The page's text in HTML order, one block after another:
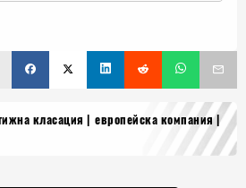
класация
европейска компания